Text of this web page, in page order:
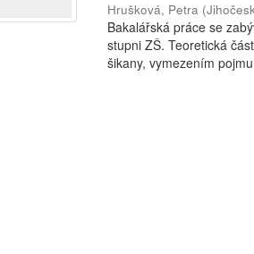
Hrušková, Petra (
Bakalářská práce se
stupni ZŠ. Teoretická
šikany, vymezením